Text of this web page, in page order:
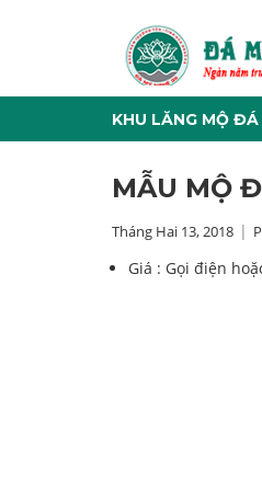
KHU LĂNG MỘ ĐÁ
MẪU MỘ
Tháng Hai 13, 2018
Giá : Gọi điện